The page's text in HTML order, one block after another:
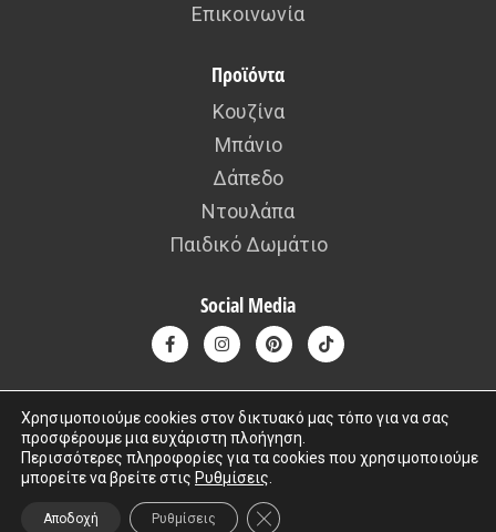
Επικοινωνία
Προϊόντα
Κουζίνα
Μπάνιο
Δάπεδο
Ντουλάπα
Παιδικό Δωμάτιο
Social Media
Copyright © 2015 – 2026 kafousis All rights reserved. Created by
Iworx
Χρησιμοποιούμε cookies στον δικτυακό μας τόπο για να σας
προσφέρουμε μια ευχάριστη πλοήγηση.
Περισσότερες πληροφορίες για τα cookies που χρησιμοποιούμε
μπορείτε να βρείτε στις Ρυθμίσεις
Αποδοχή Ρυθμίσεις ΚΛΕΊΣΙΜΟ ΤΟΥ COOKIE